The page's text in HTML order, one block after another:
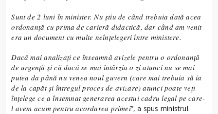
Sunt de 2 luni în minister. Nu știu de când trebuia dată acea
ordonanță cu prima de carieră didactică, dar când am venit
era un document cu multe neînțelegeri între ministere.
Dacă mai analizați ce înseamnă avizele pentru o ordonanță
de urgență și că dacă se mai întârzia o zi atunci nu se mai
putea da până nu venea noul guvern (care mai trebuia să ia
de la capăt și întregul proces de avizare) atunci poate veți
înțelege ce a însemnat generarea acestui cadru legal pe care-
l avem acum pentru acordarea primei”, a spus ministrul.